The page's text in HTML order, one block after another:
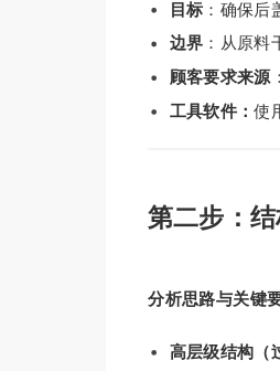
目标 ：确保
边界 ：从原
顾客要求来源
工具软件：使
第二步：
分析思路与关键
高层级结构（